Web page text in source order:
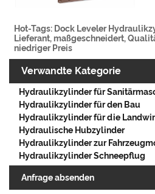
Hot-Tags: Dock Leveler
Lieferant, maßgeschneidert,
niedriger Preis
Verwandte Kategorie
Hydraulikzylinder für
Hydraulikzylinder für den Bau
Hydraulikzylinder für die
Hydraulische Hubzylinder
Hydraulikzylinder zur
Hydraulikzylinder Schneepflug
Anfrage absenden